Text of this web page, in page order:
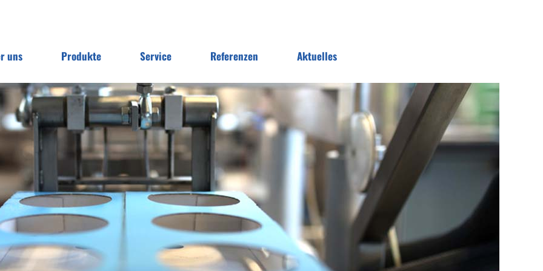
uns Produkte Service Referenzen Aktuelles